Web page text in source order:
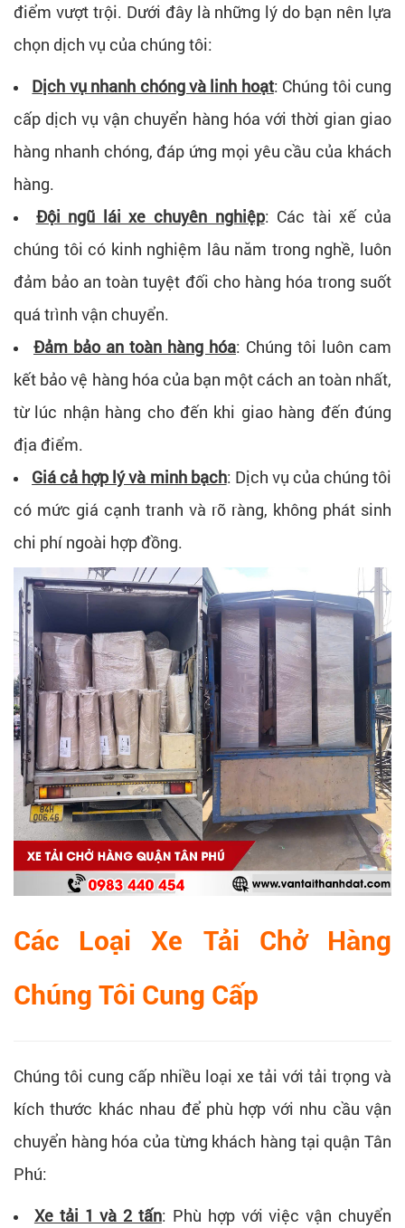
điểm vượt trội. Dưới đây là những lý do bạn nên lựa
chọn dịch vụ của chúng tôi:
Dịch vụ nhanh chóng và linh hoạt: Chúng tôi cung
cấp dịch vụ vận chuyển hàng hóa với thời gian giao
hàng nhanh chóng, đáp ứng mọi yêu cầu của khách
hàng.
Đội ngũ lái xe chuyên nghiệp: Các tài xế của
chúng tôi có kinh nghiệm lâu năm trong nghề, luôn
đảm bảo an toàn tuyệt đối cho hàng hóa trong suốt
quá trình vận chuyển.
Đảm bảo an toàn hàng hóa: Chúng tôi luôn cam
kết bảo vệ hàng hóa của bạn một cách an toàn nhất,
từ lúc nhận hàng cho đến khi giao hàng đến đúng
địa điểm.
Giá cả hợp lý và minh bạch: Dịch vụ của chúng tôi
có mức giá cạnh tranh và rõ ràng, không phát sinh
chi phí ngoài hợp đồng.
Các Loại Xe Tải Chở Hàng
Chúng Tôi Cung Cấp
Chúng tôi cung cấp nhiều loại xe tải với tải trọng và
kích thước khác nhau để phù hợp với nhu cầu vận
chuyển hàng hóa của từng khách hàng tại quận Tân
Phú:
Xe tải 1 và 2 tấn: Phù hợp với việc vận chuyển